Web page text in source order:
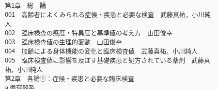
第1章 総 論
001 高齢者によくみられる症候・疾患と必要な検査 武藤真祐，小川純
人
002 臨床検査の感度・特異度と基準値の考え方 山田俊幸
003 臨床検査値の生理的変動 山田俊幸
004 加齢による身体機能の変化と臨床検査値 武藤真祐，小川純人
005 臨床検査値に影響を及ぼす基礎疾患と処方されている薬剤 武藤真
祐，小川純人
第2章 各論①：症候・疾患と必要な臨床検査